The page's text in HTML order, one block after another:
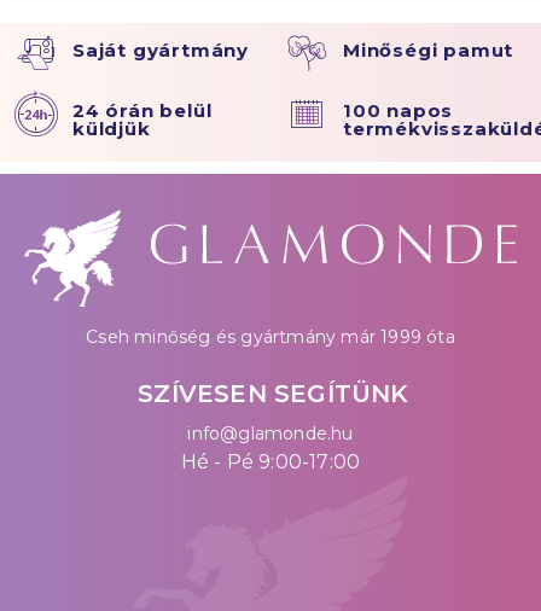
Saját gyártmány Minőségi pamut
24 órán belül
küldjük
100 napos
Cseh minőség és gyártmány már 1999 óta
SZÍVESEN SEGÍTÜNK
info@glamonde.hu
Hé - Pé 9:00-17:00